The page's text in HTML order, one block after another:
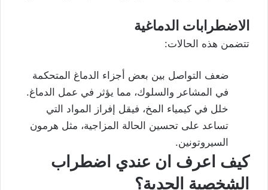
الاضطرابات الدماغية
تتضمن هذه الحالات:
ضعف التواصل بين بعض أجزاء الدماغ المتحكمة
في المشاعر والسلوك، مما يؤثر في عمل الدماغ.
خلل في كيمياء المخ، فيقل إفراز المواد التي
تساعد على تحسين الحالة المزاجية، مثل هرمون
السيروتونين.
كيف اعرف ان عندي اضطراب
الشخصية الحدية؟